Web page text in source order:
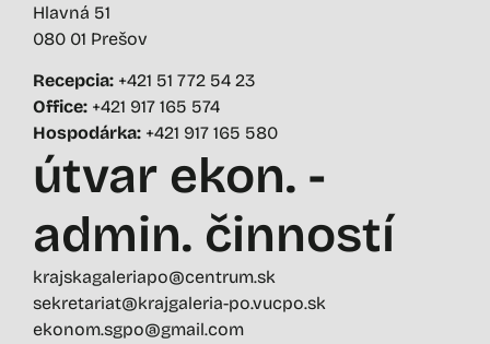
Hlavná 51
080 01 Prešov
Recepcia: +421 51 772 54 23
Office: +421 917 165 574
Hospodárka: +421 917 165 580
útvar ekon. -
admin. činností
krajskagaleriapo@centrum.sk
sekretariat@krajgaleria-po.vucpo.sk
ekonom.sgpo@gmail.com